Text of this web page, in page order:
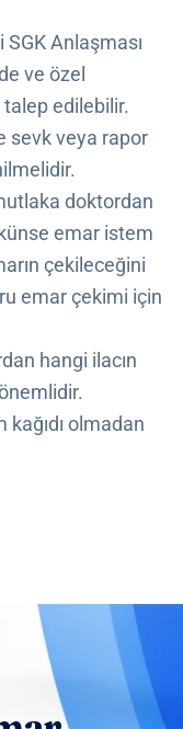
Anlaşması
ve özel
edilebilir.
sevk veya rapor
doktordan
emar istem
çekileceğini
emar çekimi için
hangi ilacın
olmadan